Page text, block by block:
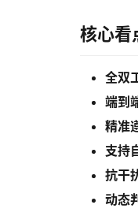
核心看
全双
端到
精准
支持
抗干
动态